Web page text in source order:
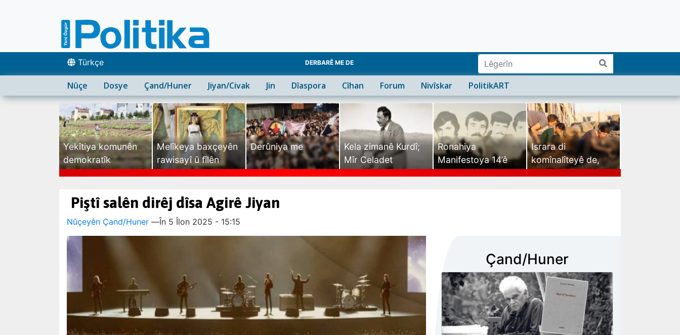
Türkçe DERBARÊ ME DE
Nûçe Dosye Çand/Huner Jiyan/Civak Jin Dîaspora Cîhan Forum Nivîskar PolitikART
Yekîtiya komunên
demokratîk
Melîkeya baxçeyên
rawisayî û fîlên
Derûniya me
Kela zimanê Kurdî;
Mîr Celadet
Ronahiya
Manifestoya 14’ê
Israra di
komînalîteyê de,
Piştî salên dirêj dîsa Agirê Jiyan
Nûçeyên Çand/Huner —În 5 Îlon 2025 - 15:15
Çand/Huner